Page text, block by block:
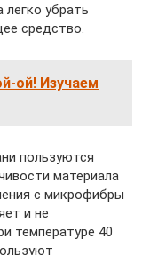
убрать
средство.
ой! Изучаем
пользуются
материала
с микрофибры
и не
температуре 40